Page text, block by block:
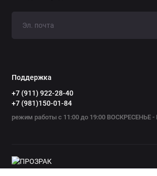
Поддержка
+7 (911) 922-28-40
+7 (981)150-01-84
режим работы с 11:00 до 19:00